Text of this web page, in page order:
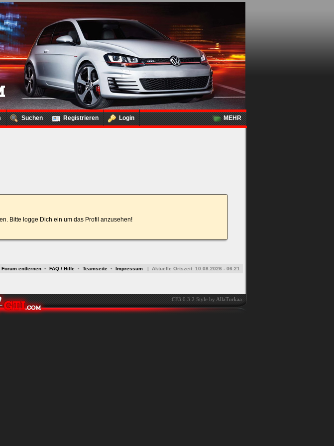
Suchen Registrieren Login MEHR
Bitte logge Dich ein um das Profil anzusehen!
entfernen • FAQ / Hilfe • Teamseite • Impressum | Aktuelle Ortszeit: 10.08.2026 - 06:21
CF3.0.3.2 Style byAllaTurkaa